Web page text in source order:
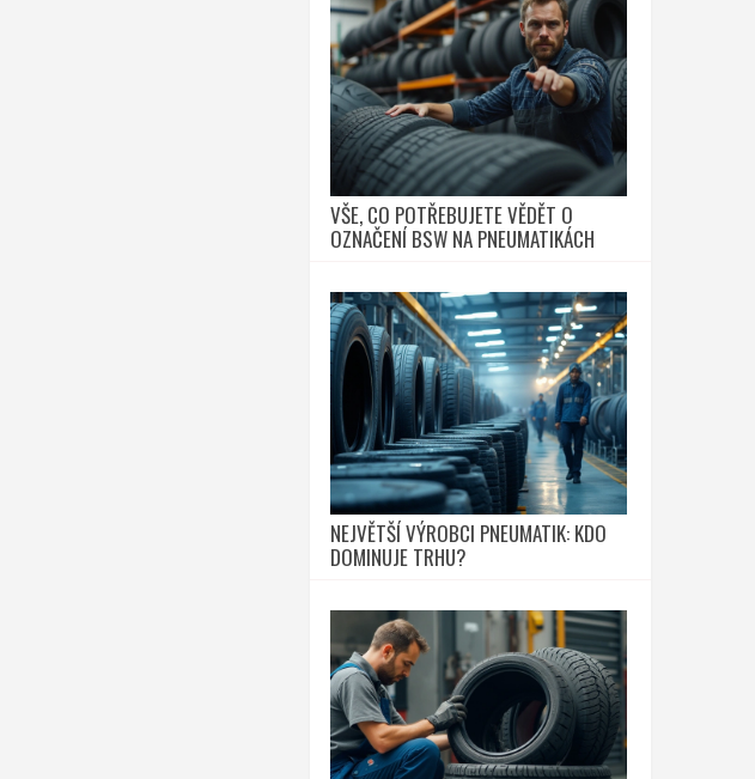
VŠE, CO POTŘEBUJETE VĚDĚT O
OZNAČENÍ BSW NA PNEUMATIKÁCH
NEJVĚTŠÍ VÝROBCI PNEUMATIK: KDO
DOMINUJE TRHU?